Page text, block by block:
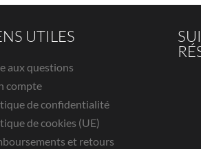
UTILES
aux questions
compte
de confidentialité
de cookies (UE)
et retours